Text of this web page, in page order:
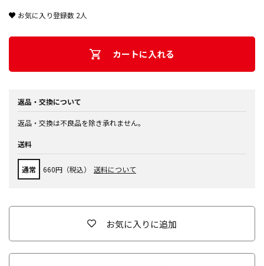
お気に入り登録数 2人
カートに入れる
返品・交換について
返品・交換は不良品を除き承れません。
送料
通常 660円（税込） 送料について
お気に入りに追加